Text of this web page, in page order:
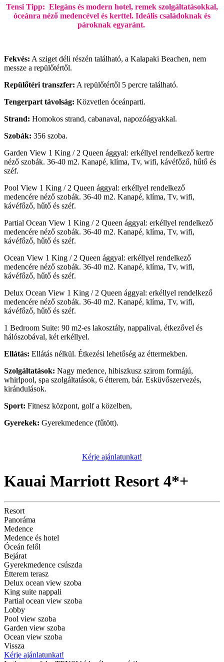
Tensi Tipp: Elegáns és modern hotel, remek szolgáltatásokkal,
óceánra néző medencével és kerttel. Ideális családoknak és
pároknak egyaránt.
Fekvés: A sziget déli részén található, a Kalapaki Beachen, nem
messze a repülőtértől.
Repülőtéri transzfer: A repülőtértől 5 percre található.
Tengerpart távolság: Közvetlen óceánparti.
Strand: Homokos strand, cabanaval, napozóágyakkal.
Szobák: 356 szoba.
Garden View 1 King / 2 Queen ággyal: erkéllyel rendelkező kertre
néző szobák. 36-40 m2. Kanapé, klíma, Tv, wifi, kávéfőző, hűtő és
széf.
Pool View 1 King / 2 Queen ággyal: erkéllyel rendelkező
medencére néző szobák. 36-40 m2. Kanapé, klíma, Tv, wifi,
kávéfőző, hűtő és széf.
Partial Ocean View 1 King / 2 Queen ággyal: erkéllyel rendelkező
medencére néző szobák. 36-40 m2. Kanapé, klíma, Tv, wifi,
kávéfőző, hűtő és széf.
Ocean View 1 King / 2 Queen ággyal: erkéllyel rendelkező
medencére néző szobák. 36-40 m2. Kanapé, klíma, Tv, wifi,
kávéfőző, hűtő és széf.
Delux Ocean View 1 King / 2 Queen ággyal: erkéllyel rendelkező
medencére néző szobák. 36-40 m2. Kanapé, klíma, Tv, wifi,
kávéfőző, hűtő és széf.
1 Bedroom Suite: 90 m2-es lakosztály, nappalival, étkezővel és
hálószobával, két erkéllyel.
Ellátás: Ellátás nélkül. Étkezési lehetőség az éttermekben.
Szolgáltatások: Nagy medence, hibiszkusz szirom formájú,
whirlpool, spa szolgáltatások, 6 étterem, bár. Esküvőszervezés,
kirándulások.
Sport: Fitnesz központ, golf a közelben,
Gyerekek: Gyerekmedence (fűtött).
Kérje ajánlatunkat!
Kauai Marriott Resort 4*+
Resort
Panoráma
Medence
Medence és hotel
Óceán felől
Bejárat
Gyerekmedence csúszda
Étterem terasz
Delux ocean view szoba
King suite nappali
Partial ocean view szoba
Lobby
Pool view szoba
Garden view szoba
Ocean view szoba
Vissza
Kérje ajánlatunkat!